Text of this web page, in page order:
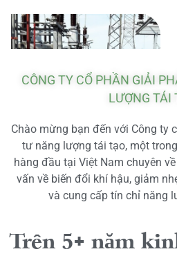
CÔNG TY CỔ PHẦN GIẢI
LƯỢNG TÁI
Chào mừng bạn đến với Công ty
tư năng lượng tái tạo, một
hàng đầu tại Việt Nam chuyên
vấn về biến đổi khí hậu, giảm
và cung cấp tín chỉ năng
Trên 5+ năm